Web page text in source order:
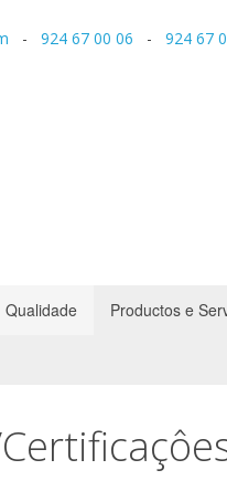
- 924 67 00 06 - 924 67
Qualidade Productos e